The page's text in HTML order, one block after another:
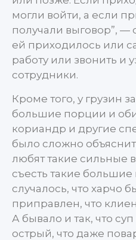
могли войти, а если
получали выговор”, —
ей приходилось или
работу или звонить и
сотрудники.
Кроме того, у грузин
большие порции и
кориандр и другие
было сложно
любят такие сильные
съесть такие
случалось, что харчо
приправлен, что
А бывало и так, что
острый, что даже